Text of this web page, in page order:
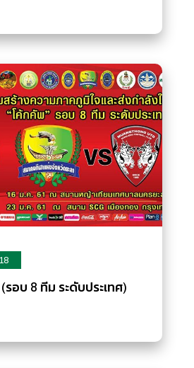
อบ 8 ทีม ระดับประเทศ)